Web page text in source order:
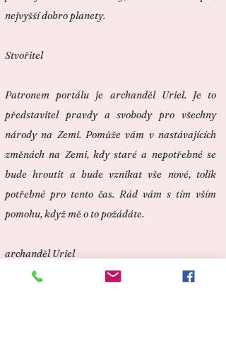
nejvyšší dobro planety.
Stvořitel
Patronem portálu je archanděl Uriel. Je to
představitel pravdy a svobody pro všechny
národy na Zemi. Pomůže vám v nastávajících
změnách na Zemi, kdy staré a nepotřebné se
bude hroutit a bude vznikat vše nové, tolik
potřebné pro tento čas. Rád vám s tím vším
pomohu, když mě o to požádáte.
archanděl Uriel